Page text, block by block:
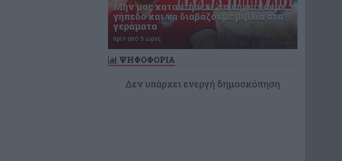
Μην μας καταντήσετε να πηγαίνουμε
γήπεδο και να διαβάζουμε βιβλία στα
γεράματα
πριν από 9 ώρες
ΨΗΦΟΦΟΡΙΑ
Δεν υπάρχει ενεργή δημοσκόπηση